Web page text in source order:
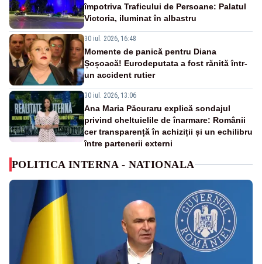
împotriva Traficului de Persoane: Palatul
Victoria, iluminat în albastru
30 iul. 2026, 16:48
Momente de panică pentru Diana
Șoșoacă! Eurodeputata a fost rănită într-
un accident rutier
30 iul. 2026, 13:06
Ana Maria Păcuraru explică sondajul
privind cheltuielile de înarmare: Românii
cer transparență în achiziții și un echilibru
între partenerii externi
POLITICA INTERNA - NATIONALA